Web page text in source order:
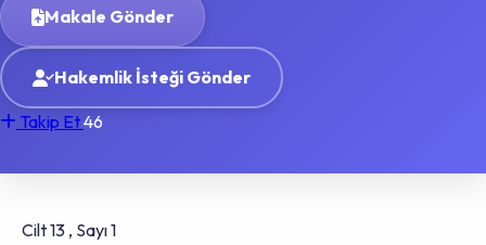
Makale Gönder
Hakemlik İsteği Gönder
Takip Et46
Cilt 13 , Sayı 1